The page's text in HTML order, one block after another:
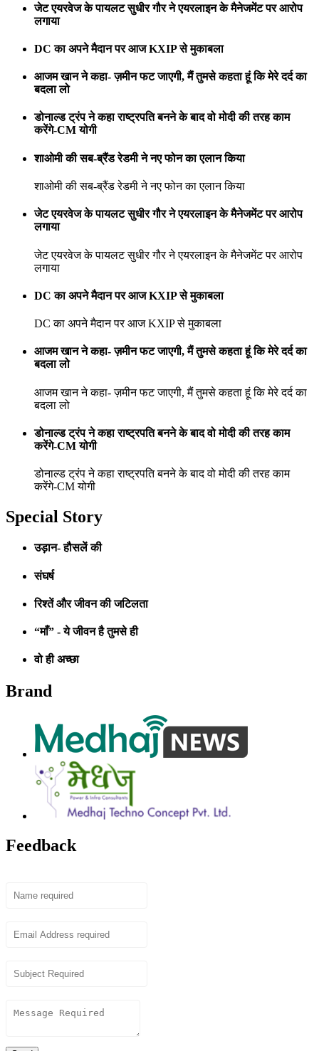
जेट एयरवेज के पायलट सुधीर गौर ने एयरलाइन के मैनेजमेंट पर आरोप
लगाया
DC का अपने मैदान पर आज KXIP से मुकाबला
आजम खान ने कहा- ज़मीन फट जाएगी, मैं तुमसे कहता हूं कि मेरे दर्द का
बदला लो
डोनाल्ड ट्रंप ने कहा राष्ट्रपति बनने के बाद वो मोदी की तरह काम
करेंगे-CM योगी
शाओमी की सब-ब्रैंड रेडमी ने नए फोन का एलान किया
शाओमी की सब-ब्रैंड रेडमी ने नए फोन का एलान किया
जेट एयरवेज के पायलट सुधीर गौर ने एयरलाइन के मैनेजमेंट पर आरोप
लगाया
जेट एयरवेज के पायलट सुधीर गौर ने एयरलाइन के मैनेजमेंट पर आरोप
लगाया
DC का अपने मैदान पर आज KXIP से मुकाबला
DC का अपने मैदान पर आज KXIP से मुकाबला
आजम खान ने कहा- ज़मीन फट जाएगी, मैं तुमसे कहता हूं कि मेरे दर्द का
बदला लो
आजम खान ने कहा- ज़मीन फट जाएगी, मैं तुमसे कहता हूं कि मेरे दर्द का
बदला लो
डोनाल्ड ट्रंप ने कहा राष्ट्रपति बनने के बाद वो मोदी की तरह काम
करेंगे-CM योगी
डोनाल्ड ट्रंप ने कहा राष्ट्रपति बनने के बाद वो मोदी की तरह काम
करेंगे-CM योगी
Special Story
उड़ान- हौसलें की
संघर्ष
रिश्तें और जीवन की जटिलता
“माँ” - ये जीवन है तुमसे ही
वो ही अच्छा
Brand
Feedback